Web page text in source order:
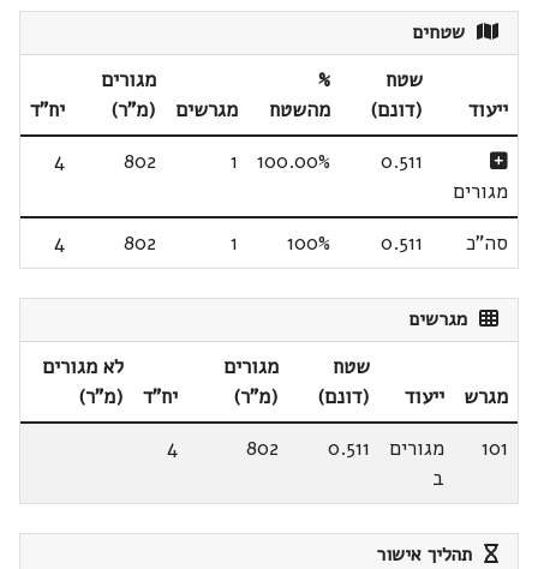
שטחים
ייעוד
שטח
(דונם)
%
מהשטח
מגרשים
מגורים
(מ"ר)
יח"ד
מגורים
0.511
100.00%
1
802
4
סה"כ 0.511
100%
1
802
4
מגרשים
מגרש ייעוד
שטח
(דונם)
מגורים
(מ"ר)
יח"ד
לא מגורים
(מ"ר)
101
מגורים
ב
0.511
802
4
תהליך אישור